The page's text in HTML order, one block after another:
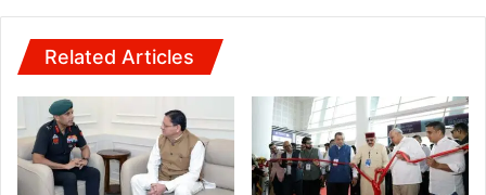
Related Articles